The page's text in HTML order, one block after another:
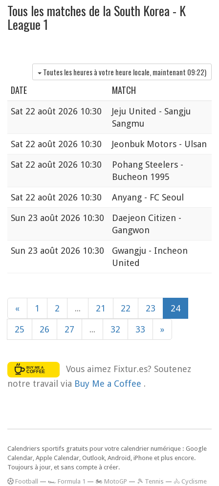
Tous les matches de la South Korea - K
League 1
Toutes les heures à votre heure locale, maintenant 09:22)
DATE MATCH
Sat 22 août 2026 10:30
Jeju United - Sangju
Sangmu
Sat 22 août 2026 10:30
Jeonbuk Motors - Ulsan
Sat 22 août 2026 10:30
Pohang Steelers -
Bucheon 1995
Sat 22 août 2026 10:30
Anyang - FC Seoul
Sun 23 août 2026 10:30
Daejeon Citizen -
Gangwon
Sun 23 août 2026 10:30
Gwangju - Incheon
United
« 1 2 ... 21 22 23 24
25 26 27 ... 32 33 »
Vous aimez Fixtur.es? Soutenez
notre travail via Buy Me a Coffee .
Calendriers sportifs gratuits pour votre calendrier numérique : Google
Calendar, Apple Calendar, Outlook, Android, iPhone et plus encore.
Toujours à jour, et sans compte à créer.
Football — 🏎️ Formula 1 — 🏍 MotoGP — 🎾 Tennis — 🚴 Cyclisme